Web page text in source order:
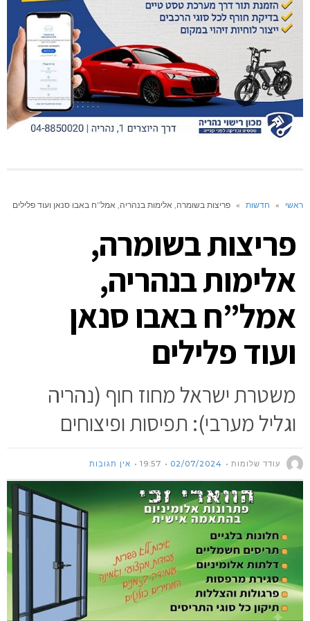
ראשי » חדשות » פריצות בשומרה, אלימות בנהריה, אמל”ח באבו סנאן ועוד פלילים
פריצות בשומרה,
אלימות בנהריה,
אמל”ח באבו סנאן
ועוד פלילים
משטרת ישראל מחוז חוף (נהריה
וגליל מערבי): תפיסות ופיצוחים
עודד שלומות 02/07/2024
19:57 אין תגובות